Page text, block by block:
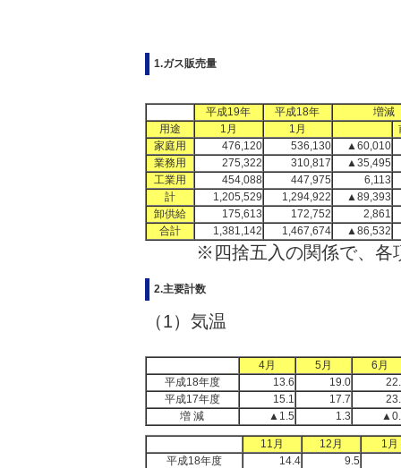
1.ガス販売量
平成19年 平成18年
増減
用途
1月 1月
家庭用
476,120 536,130
▲60,010
業務用
275,322 310,817
▲35,495
工業用
454,088 447,975
6,113
計
1,205,529 1,294,922
▲89,393
卸供給
175,613 172,752
2,861
合計
1,381,142 1,467,674 ▲86,532
※四捨五入の関係で、各
2.主要計数
（1）気温
4月 5月
6月
平成18年度
13.6 19.0
平成17年度
15.1 17.7
増 減
▲1.5 1.3
11月 12月
1月
平成18年度
14.4
9.5